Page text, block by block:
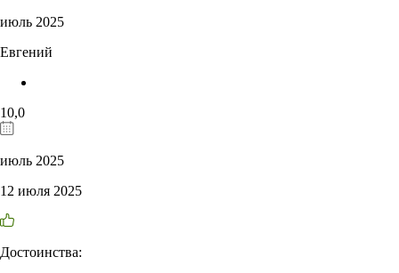
июль 2025
Евгений
10,0
июль 2025
12 июля 2025
Достоинства: